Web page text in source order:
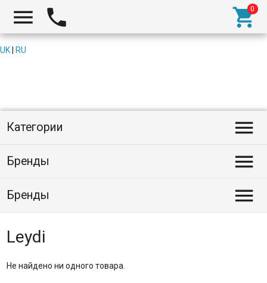
  
UK RU
Категории 
Бренды 
Бренды 
Leydi
Не найдено ни одного товара.